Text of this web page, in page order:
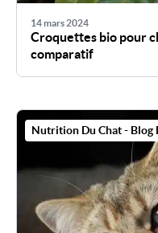
14 mars 2024
Croquettes bio pour
comparatif
Nutrition Du Chat - Blog